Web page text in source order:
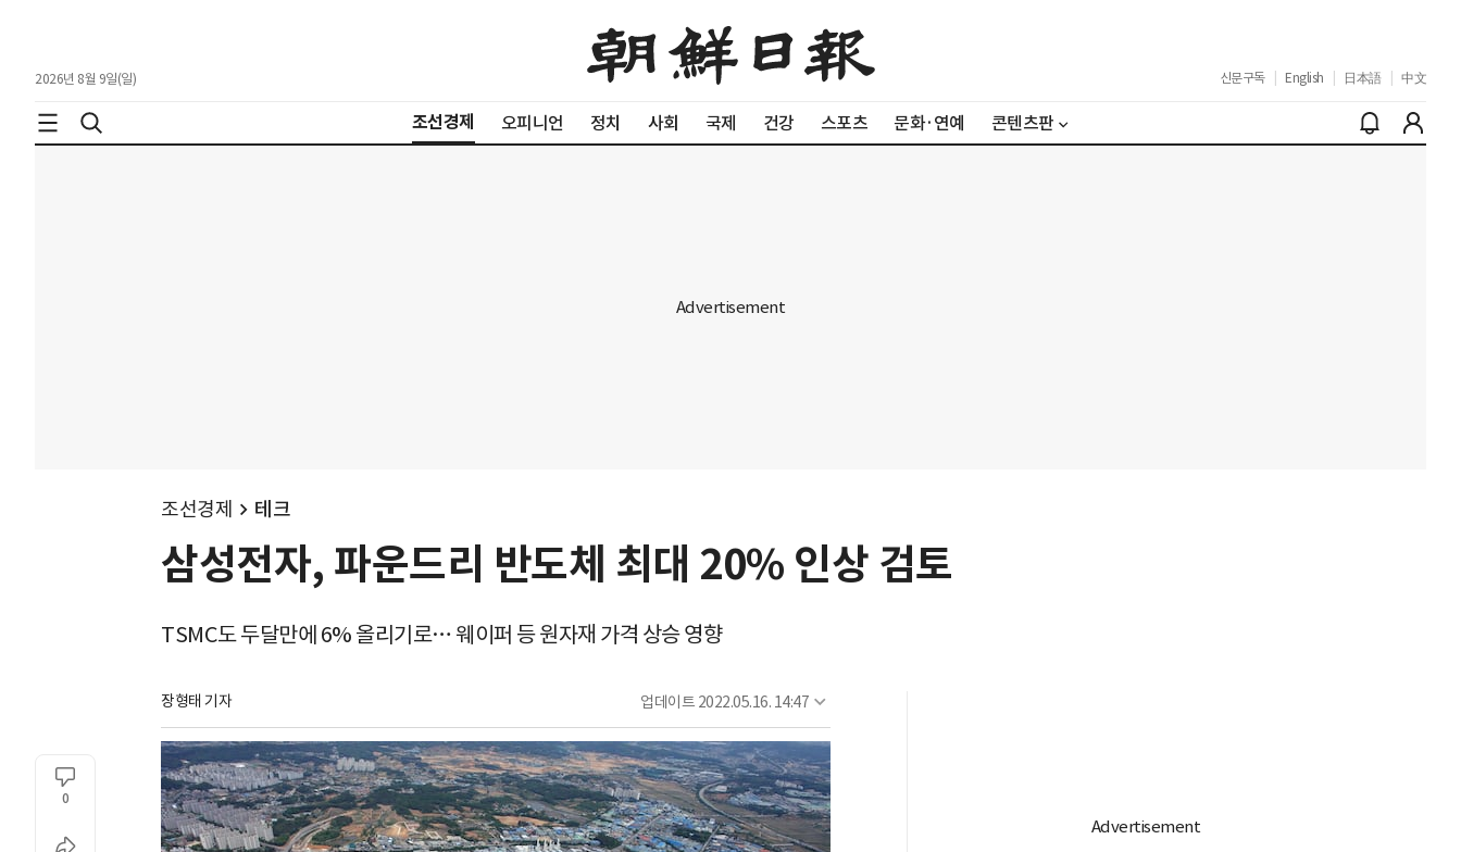
2026년 8월 9일(일) 신문구독 English 日本語 中文
조선경제 오피니언 정치 사회 국제 건강 스포츠 문화·연예 콘텐츠판
조선경제 테크
삼성전자, 파운드리 반도체 최대 20% 인상 검토
TSMC도 두달만에 6% 올리기로… 웨이퍼 등 원자재 가격 상승 영향
장형태 기자 업데이트 2022.05.16. 14:47
0